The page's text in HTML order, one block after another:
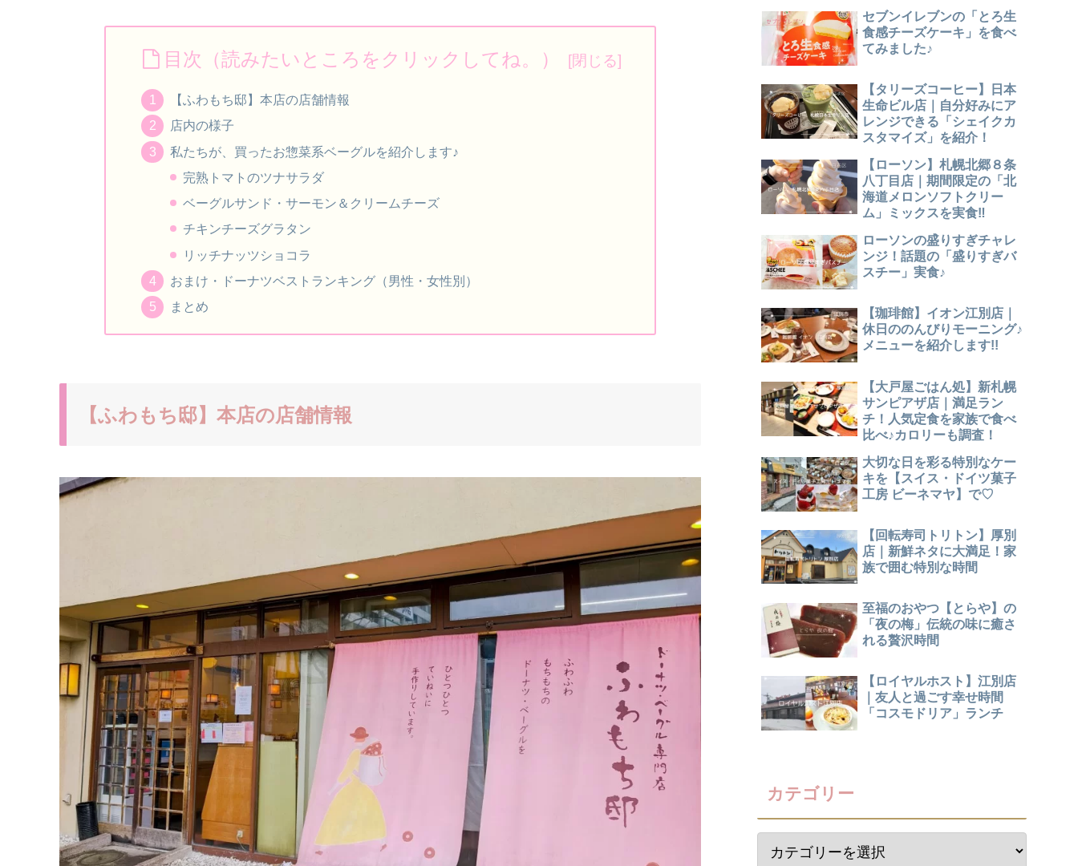
目次（読みたいところをクリックしてね。）
【ふわもち邸】本店の店舗情報
店内の様子
私たちが、買ったお惣菜系ベーグルを紹介します♪
完熟トマトのツナサラダ
ベーグルサンド・サーモン＆クリームチーズ
チキンチーズグラタン
リッチナッツショコラ
おまけ・ドーナツベストランキング（男性・女性別）
まとめ
【ふわもち邸】本店の店舗情報
セブンイレブンの「とろ生
食感チーズケーキ」を食べ
てみました♪
【タリーズコーヒー】日本
生命ビル店｜自分好みにア
レンジできる「シェイクカ
スタマイズ」を紹介！
【ローソン】札幌北郷８条
八丁目店｜期間限定の「北
海道メロンソフトクリー
ム」ミックスを実食‼
ローソンの盛りすぎチャレ
ンジ！話題の「盛りすぎバ
スチー」実食♪
【珈琲館】イオン江別店｜
休日ののんびりモーニング♪
メニューを紹介します!!
【大戸屋ごはん処】新札幌
サンピアザ店｜満足ラン
チ！人気定食を家族で食べ
比べ♪カロリーも調査！
大切な日を彩る特別なケー
キを【スイス・ドイツ菓子
工房 ビーネマヤ】で♡
【回転寿司トリトン】厚別
店｜新鮮ネタに大満足！家
族で囲む特別な時間
至福のおやつ【とらや】の
「夜の梅」伝統の味に癒さ
れる贅沢時間
【ロイヤルホスト】江別店
｜友人と過ごす幸せ時間
「コスモドリア」ランチ
カテゴリー